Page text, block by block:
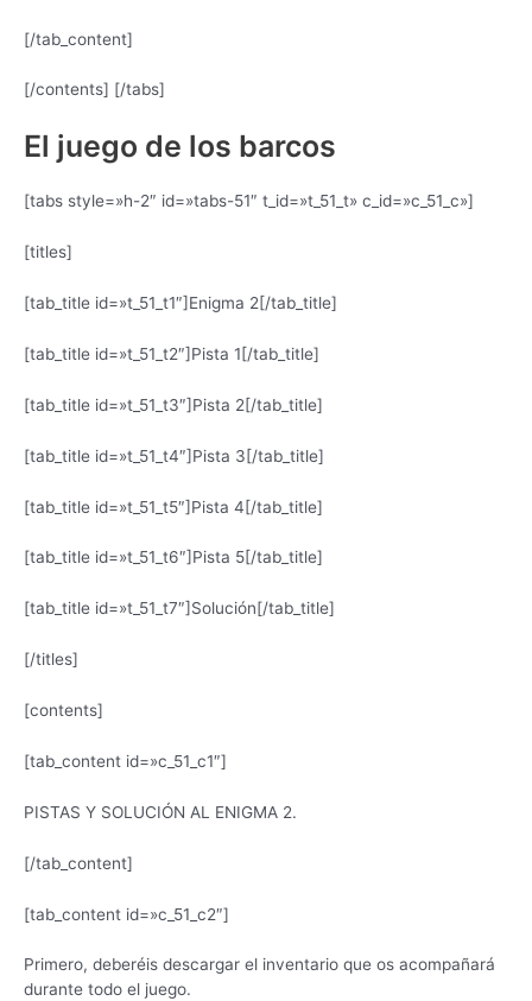
[/tab_content]
[/contents] [/tabs]
El juego de los barcos
[tabs style=»h-2″ id=»tabs-51″ t_id=»t_51_t» c_id=»c_51_c»]
[titles]
[tab_title id=»t_51_t1″]Enigma 2[/tab_title]
[tab_title id=»t_51_t2″]Pista 1[/tab_title]
[tab_title id=»t_51_t3″]Pista 2[/tab_title]
[tab_title id=»t_51_t4″]Pista 3[/tab_title]
[tab_title id=»t_51_t5″]Pista 4[/tab_title]
[tab_title id=»t_51_t6″]Pista 5[/tab_title]
[tab_title id=»t_51_t7″]Solución[/tab_title]
[/titles]
[contents]
[tab_content id=»c_51_c1″]
PISTAS Y SOLUCIÓN AL ENIGMA 2.
[/tab_content]
[tab_content id=»c_51_c2″]
Primero, deberéis descargar el inventario que os acompañará
durante todo el juego.